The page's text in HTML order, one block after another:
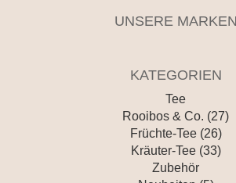
UNSERE MARKEN
KATEGORIEN
Tee
Rooibos & Co. (27)
Früchte-Tee (26)
Kräuter-Tee (33)
Zubehör